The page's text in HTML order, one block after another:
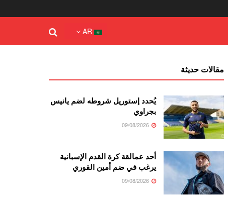
AR
مقالات حديثة
يُحدد إستوريل شروطه لضم يانيس
بجراوي
أحد عمالقة كرة القدم الإسبانية
يرغب في ضم أمين القوري